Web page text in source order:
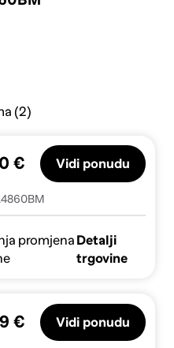
(2)
€ Vidi ponudu
promjena Detalji
trgovine
€ Vidi ponudu